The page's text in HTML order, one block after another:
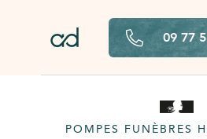
09 77
POMPES FUNÈBRES